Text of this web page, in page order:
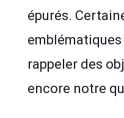
épurés.
rappeler des
encore notre